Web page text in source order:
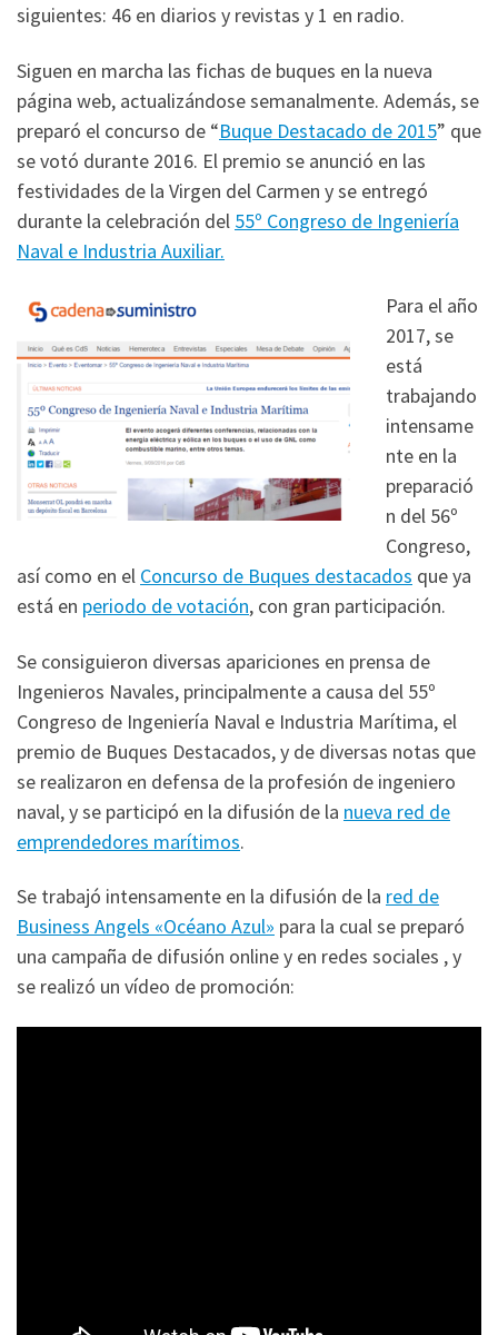
siguientes: 46 en diarios y revistas y 1 en radio.
Siguen en marcha las fichas de buques en la nueva
página web, actualizándose semanalmente. Además, se
preparó el concurso de “Buque Destacado de 2015” que
se votó durante 2016. El premio se anunció en las
festividades de la Virgen del Carmen y se entregó
durante la celebración del 55º Congreso de Ingeniería
Naval e Industria Auxiliar.
Para el año
2017, se
está
trabajando
intensame
nte en la
preparació
n del 56º
Congreso,
así como en el Concurso de Buques destacados que ya
está en periodo de votación, con gran participación.
Se consiguieron diversas apariciones en prensa de
Ingenieros Navales, principalmente a causa del 55º
Congreso de Ingeniería Naval e Industria Marítima, el
premio de Buques Destacados, y de diversas notas que
se realizaron en defensa de la profesión de ingeniero
naval, y se participó en la difusión de la nueva red de
emprendedores marítimos.
Se trabajó intensamente en la difusión de la red de
Business Angels «Océano Azul» para la cual se preparó
una campaña de difusión online y en redes sociales , y
se realizó un vídeo de promoción: